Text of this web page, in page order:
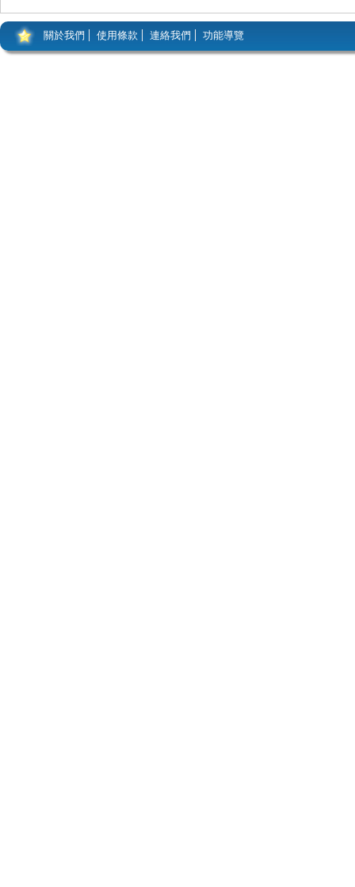
關於我們 使用條款 連絡我們 功能導覽